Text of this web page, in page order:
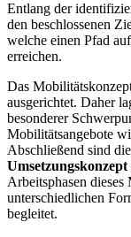
Entlang der
den beschlossenen
welche einen Pfad
erreichen.
Das
ausgerichtet. Daher
besonderer
Mobilitätsangebote
Abschließend sind
Umsetzungskonzept
Arbeitsphasen
unterschiedlichen
begleitet.